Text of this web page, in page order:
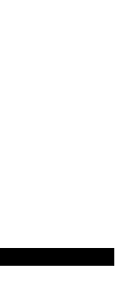
prirodna koža - vel.